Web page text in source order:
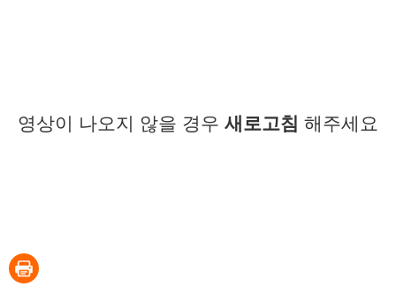
영상이 나오지 않을 경우 새로고침 해주세요